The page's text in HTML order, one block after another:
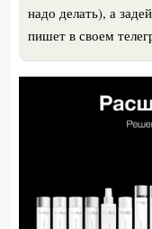
надо делать), а
пишет в своем